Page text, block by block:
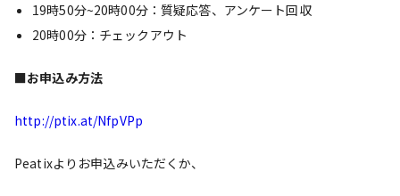
19時50分~20時00分：質疑応答、アンケート回収
20時00分：チェックアウト
■お申込み方法
http://ptix.at/NfpVPp
Peatixよりお申込みいただくか、